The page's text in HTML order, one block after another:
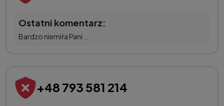
Ostatni komentarz:
Bardzo niemiła Pani...
+48 793 581 214